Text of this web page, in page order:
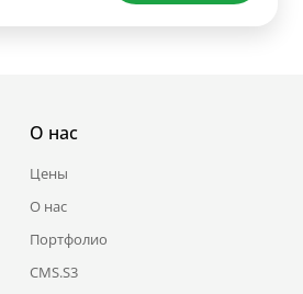
О нас
Цены
О нас
Портфолио
CMS.S3